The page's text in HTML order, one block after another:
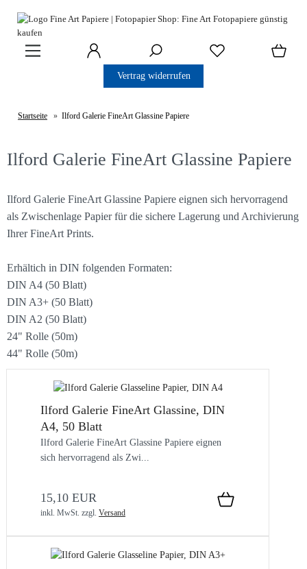
Vertrag widerrufen
Startseite » Ilford Galerie FineArt Glassine Papiere
Ilford Galerie FineArt Glassine Papiere
Ilford Galerie FineArt Glassine Papiere eignen sich hervorragend
als Zwischenlage Papier für die sichere Lagerung und Archivierung
Ihrer FineArt Prints.
Erhältich in DIN folgenden Formaten:
DIN A4 (50 Blatt)
DIN A3+ (50 Blatt)
DIN A2 (50 Blatt)
24" Rolle (50m)
44" Rolle (50m)
Ilford Galerie FineArt Glassine, DIN
A4, 50 Blatt
Ilford Galerie FineArt Glassine Papiere eignen
sich hervorragend als Zwi...
15,10 EUR
inkl. MwSt. zzgl. Versand